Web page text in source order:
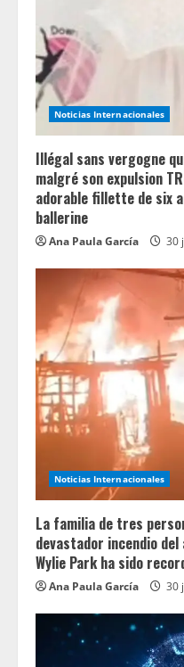
Noticias Internacionales
Illégal sans vergogne
malgré son expulsion
adorable fillette de six
ballerine
Ana Paula García 30
Noticias Internacionales
La familia de tres
devastador incendio
Wylie Park ha sido
Ana Paula García 30